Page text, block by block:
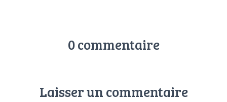
0 commentaire
Laisser un commentaire